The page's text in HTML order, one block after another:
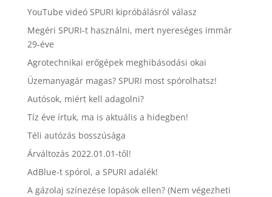
YouTube videó SPURI kipróbálásról válasz
Megéri SPURI-t használni, mert nyereséges immár
29-éve
Agrotechnikai erőgépek meghibásodási okai
Üzemanyagár magas? SPURI most spórolhatsz!
Autósok, miért kell adagolni?
Tíz éve írtuk, ma is aktuális a hidegben!
Téli autózás bosszúsága
Árváltozás 2022.01.01-től!
AdBlue-t spórol, a SPURI adalék!
A gázolaj színezése lopások ellen? (Nem végezheti